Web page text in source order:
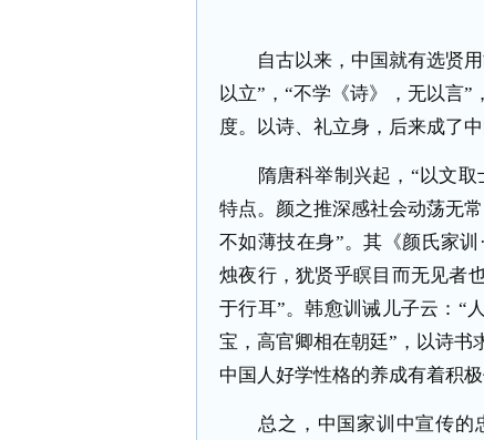
自古以来，中国就有选贤用
以立”，“不学《诗》，无以言
度。以诗、礼立身，后来成了
隋唐科举制兴起，“以文取
特点。颜之推深感社会动荡无
不如薄技在身”。其《颜氏家
烛夜行，犹贤乎瞑目而无见者
于行耳”。韩愈训诫儿子云：“
宝，高官卿相在朝廷”，以诗书
中国人好学性格的养成有着积极
总之，中国家训中宣传的